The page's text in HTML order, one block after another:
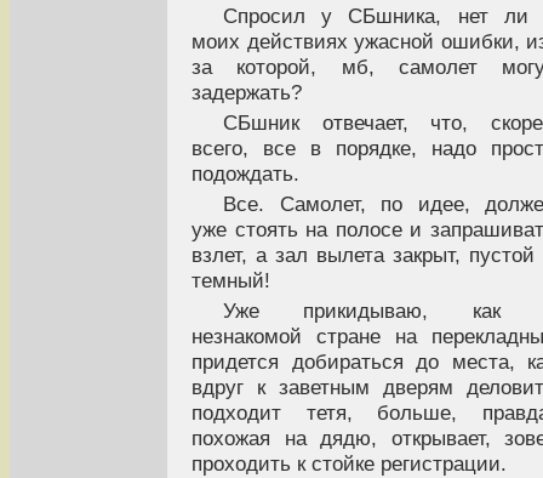
Спросил у СБшника, нет ли
моих действиях ужасной ошибки,
за которой, мб, самолет
задержать?
СБшник отвечает, что,
всего, все в порядке, надо
подождать.
Все. Самолет, по идее,
уже стоять на полосе и
взлет, а зал вылета закрыт, пустой
темный!
Уже прикидываю, как
незнакомой стране на
придется добираться до места,
вдруг к заветным дверям
подходит тетя, больше,
похожая на дядю, открывает,
проходить к стойке регистрации.